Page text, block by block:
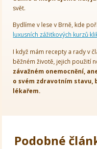
svět.
Bydlíme v lese v Brně, kde
luxusních zážitkových kurzů
I když mám recepty a rady v
běžném životě, jejich použití
závažném onemocnění,
o svém zdravotním stavu,
lékařem.
Podobné